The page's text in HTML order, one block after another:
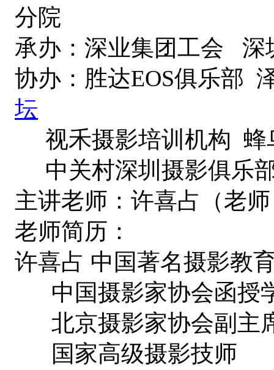
分院
承办：深业集团工会 深
协办：胜达EOS俱乐部
坛
视禾摄影培训机构
中关村深圳摄影俱乐
主讲老师：许喜占（老
老师简历：
许喜占 中国著名摄影教
中国摄影家协会函授
北京摄影家协会副主
国家高级摄影技师